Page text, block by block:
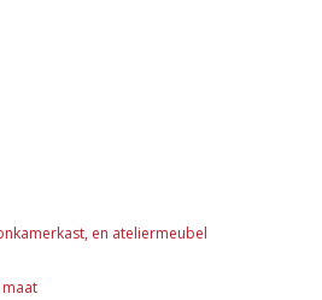
en ateliermeubel